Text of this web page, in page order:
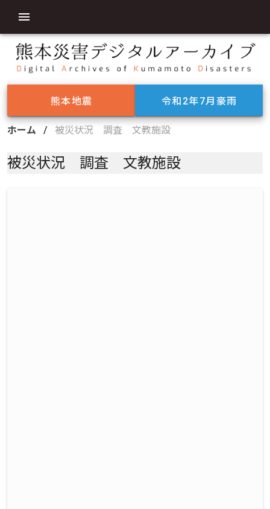
熊本地震 令和2年7月豪雨
ホーム / 被災状況 調査 文教施設
被災状況 調査 文教施設